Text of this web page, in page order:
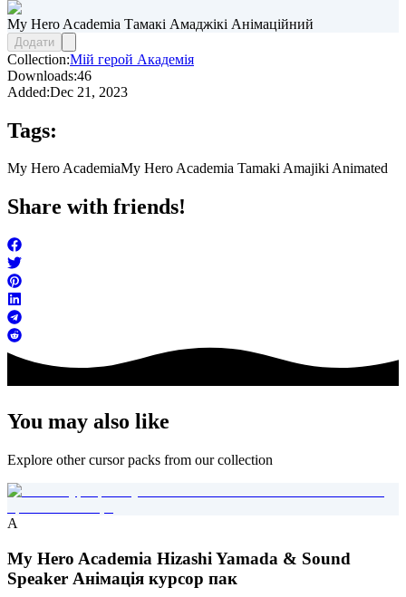
My Hero Academia Тамакі Амаджікі Анімаційний
Додати
Collection:Мій герой Академія
Downloads:46
Added:Dec 21, 2023
Tags:
My Hero AcademiaMy Hero Academia Tamaki Amajiki Animated
Share with friends!
You may also like
Explore other cursor packs from our collection
A
My Hero Academia Hizashi Yamada & Sound
Speaker Анімація курсор пак